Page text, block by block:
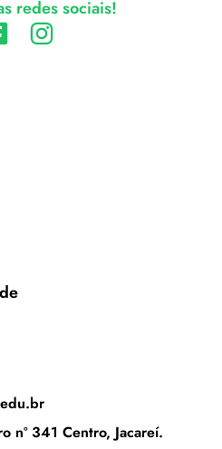
redes sociais!
nº 341 Centro, Jacareí.